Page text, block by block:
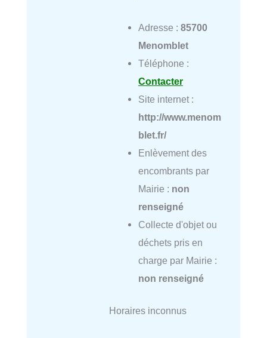
Adresse : 85700
Menomblet
Téléphone :
Contacter
Site internet :
http://www.menom
blet.fr/
Enlèvement des
encombrants par
Mairie : non
renseigné
Collecte d'objet ou
déchets pris en
charge par Mairie :
non renseigné
Horaires inconnus